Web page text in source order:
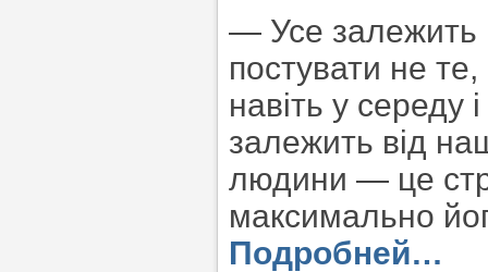
— Усе залежить
постувати не
навіть у середу
залежить від
людини — це
максимально
Подробней…